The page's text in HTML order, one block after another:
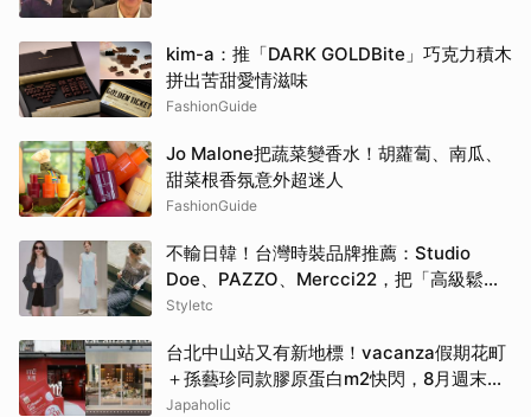
kim-a：推「DARK GOLDBite」巧克力積木
拼出苦甜愛情滋味
FashionGuide
Jo Malone把蔬菜變香水！胡蘿蔔、南瓜、
甜菜根香氛意外超迷人
FashionGuide
不輸日韓！台灣時裝品牌推薦：Studio
Doe、PAZZO、Mercci22，把「高級鬆弛
感」穿成日常
Styletc
台北中山站又有新地標！vacanza假期花町
＋孫藝珍同款膠原蛋白m2快閃，8月週末必
逛這2大爆款景點
Japaholic